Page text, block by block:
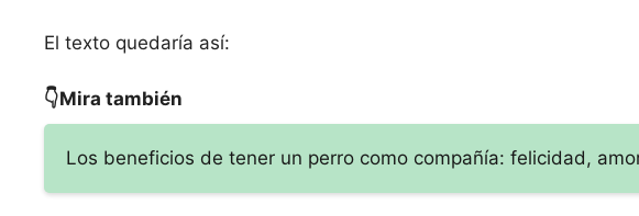
El texto quedaría así:
👇Mira también
Los beneficios de tener un perro como compañía: felicidad,